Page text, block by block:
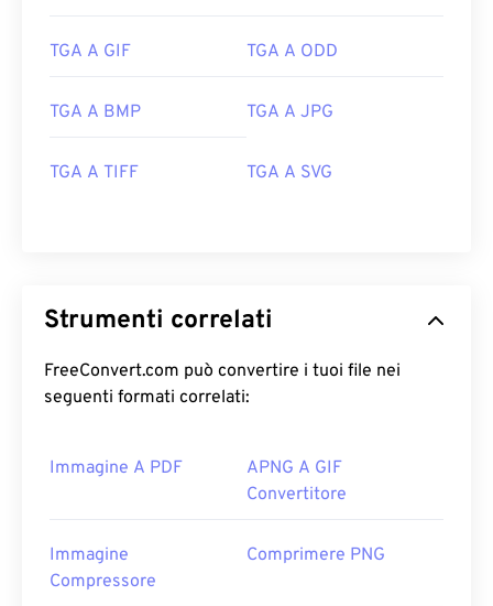
TGA A GIF TGA A ODD
TGA A BMP TGA A JPG
TGA A TIFF TGA A SVG
Strumenti correlati
FreeConvert.com può convertire i tuoi file nei
seguenti formati correlati:
Immagine A PDF
APNG A GIF
Convertitore
Immagine
Compressore
Comprimere PNG